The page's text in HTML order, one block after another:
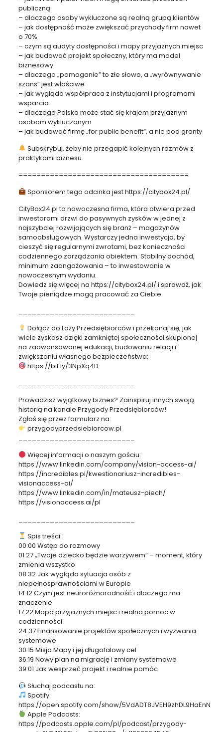
publiczną
– dlaczego osoby wykluczone są realną grupą klientów
– jak dostępność może zwiększać przychody firm nawet
o 70%
– czym są audyty dostępności i mapy przyjaznych miejsc
– jak budować projekt społeczny, który ma model
biznesowy
– dlaczego „pomaganie” to złe słowo, a „wyrównywanie
szans” jest właściwe
– jak wygląda współpraca z instytucjami i programami
wsparcia
– dlaczego Polska może stać się krajem przyjaznym
osobom wykluczonym
– jak budować firmę „for public benefit”, a nie pod granty
Subskrybuj, żeby nie przegapić kolejnych rozmów z
praktykami biznesu.
======================================
Sponsorem tego odcinka jest https://citybox24.pl/
CityBox24.pl to nowoczesna firma, która otwiera przed
inwestorami drzwi do pasywnych zysków w jednej z
najszybciej rozwijających się branż – magazynów
samoobsługowych. Wystarczy jedna inwestycja, by
cieszyć się regularnymi zwrotami, bez konieczności
codziennego zarządzania obiektem. Stabilny dochód,
minimum zaangażowania – to inwestowanie w
nowoczesnym wydaniu.
Dowiedz się więcej na https://citybox24.pl/ i sprawdź, jak
Twoje pieniądze mogą pracować za Ciebie.
Dołącz do Loży Przedsiębiorców i przekonaj się, jak
wiele zyskasz dzięki zamkniętej społeczności skupionej
na zaawansowanej edukacji, budowaniu relacji i
zwiększaniu własnego bezpieczeństwa:
https://bit.ly/3NpXq4D
Prowadzisz wyjątkowy biznes? Zainspiruj innych swoją
historią na kanale Przygody Przedsiębiorców!
Zgłoś się przez formularz na:
przygodyprzedsiebiorcow.pl
Więcej informacji o naszym gościu:
https://www.linkedin.com/company/vision-access-ai/
https://incredibles.pl/kwestionariusz-incredibles-
visionaccess-ai/
https://www.linkedin.com/in/mateusz-piech/
https://visionaccess.ai/pl
Spis treści:
00:00 Wstęp do rozmowy
01:27 „Twoje dziecko będzie warzywem” – moment, który
zmienia wszystko
08:32 Jak wygląda sytuacja osób z
niepełnosprawnościami w Europie
14:12 Czym jest neuroróżnorodność i dlaczego ma
znaczenie
17:22 Mapa przyjaznych miejsc i realna pomoc w
codzienności
24:37 Finansowanie projektów społecznych i wyzwania
systemowe
30:15 Misja Mapy i jej długofalowy cel
36:19 Nowy plan na migrację i zmiany systemowe
39:01 Jak wesprzeć projekt i realnie pomóc
Słuchaj podcastu na:
Spotify:
https://open.spotify.com/show/5VdADT8JVEH9zhDL9HaEnN
Apple Podcasts:
https://podcasts.apple.com/pl/podcast/przygody-